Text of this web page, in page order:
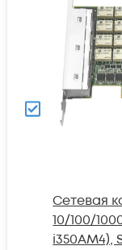
Сетевая
10/100/
i350AM4),